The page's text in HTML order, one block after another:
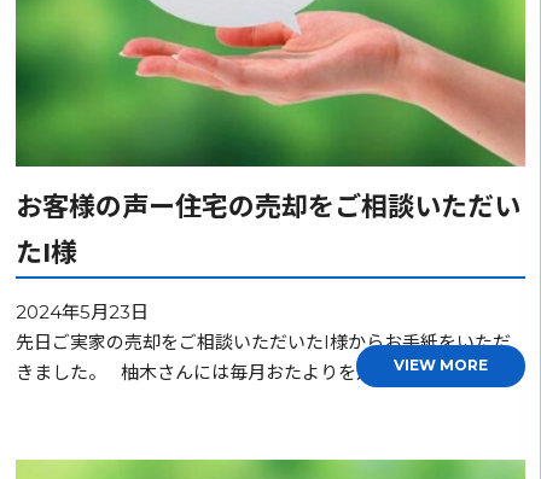
お客様の声ー住宅の売却をご相談いただい
たI様
2024年5月23日
先日ご実家の売却をご相談いただいたI様からお手紙をいただ
きました。 柚木さんには毎月おたよりを送っていただ…
VIEW MORE